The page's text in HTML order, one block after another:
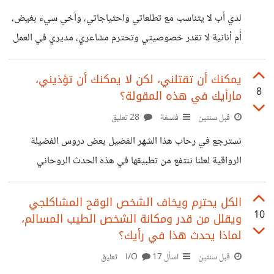
مارأيكم في عيش العازبة في سكن مستقل ؟ هل هناك مشكلة في
ان تتخذ المرأة العازبة سكننا
لدي أب لا يتناسب مع تطلعاتي واحتياجاتي، وأخي سيء بغيض،
أُم أنانية لا تقدر خصوصيتي وتحترم مشاعري، مديري في العمل
شخص كريه لا أطيق طريقة معاملته، جاري لئيم يتعدى علي ....لا
بد أن كل واحد منا قال عبارة واحدة من هذه العبارات ولو لمرة
واحدة في حياته، إنها مشكلة أزلية لا مفر منها، فهل من حل؟
يُعلمنا ابكتيتوس أن العلاقات تحدد الواجبات، وأن ما يُقرر أنه
واجب، لا يمكن
8
يمكنك أن تقتلني، لكن لا يمكنك أن تؤذيني،
مارأيك في هذه المقولة؟
قبل سنتين فلسفة
نسترجع في رحاب هذا الشهر الفضيل بعض دروس الفضيلة
الرواقية لعلنا ننتفع من تطبيقها في هذه الحدث الروحاني
الجميل، وأول درس نأخذه اليوم من الفيلسوف إبكتتيتوس،
بحكمته القائلة: يمكنك أن تقتلني ولكن لا يمكنك أن تؤذيني،
فمالذي كان يقصده بذلك؟ يُعلمنا ابكتيتوس أن ليس ثمة أذى
حقيقي يمكن أن يقع لنا، إلا الأذى الذي يحدثه عقلنا فينا، فالضرر
لا يأتي من الخارج ، بل من ذواتنا، وأنه لا يمكن للمرء أن يكون
10
الكل يحترم ويخاف الشخص الوقح المشاكلجي
ويقلل من قدر ومكانة الشخص الطيب المسالم،
لماذا يحدث هذا في رأيك؟
قبل سنتين اسأل I/O17 تعليق